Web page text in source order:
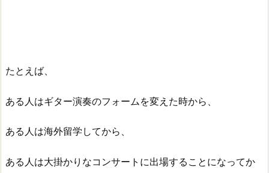
たとえば、
ある人はギター演奏のフォームを変えた時から、
ある人は海外留学してから、
ある人は大掛かりなコンサートに出場することになってか